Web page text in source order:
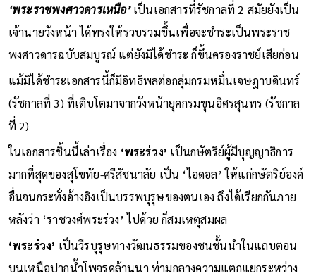
‘พระราชพงศาวดารเหนือ’เป็นเอกสารที่รัชกาลที่ 2 สมัยยังเป็น
เจ้านายวังหน้า ได้ทรงให้รวบรวมขึ้นเพื่อจะชำระเป็นพระราช
พงศาวดารฉบับสมบูรณ์ แต่ยังมิได้ชำระ ก็ขึ้นครองราชย์เสียก่อน
แม้มิได้ชำระเอกสารนี้ก็มีอิทธิพลต่อกลุ่มกรมหมื่นเจษฎาบดินทร์
(รัชกาลที่ 3) ที่เติบโตมาจากวังหน้ายุคกรมขุนอิศรสุนทร (รัชกาล
ที่ 2)
ในเอกสารชิ้นนี้เล่าเรื่อง ‘พระร่วง’ เป็นกษัตริย์ผู้มีบุญญาธิการ
มากที่สุดของสุโขทัย-ศรีสัชนาลัย เป็น ‘ไอดอล’ ให้แก่กษัตริย์องค์
อื่นจนกระทั่งอ้างอิงเป็นบรรพบุรุษของตนเอง ถึงได้เรียกกันภาย
หลังว่า ‘ราชวงศ์พระร่วง’ ไปด้วย ก็สมเหตุสมผล
‘พระร่วง’ เป็นวีรบุรุษทางวัฒนธรรมของชนชั้นนำในแถบตอน
บนเหนือปากน้ำโพจรดล้านนา ท่ามกลางความแตกแยกระหว่าง